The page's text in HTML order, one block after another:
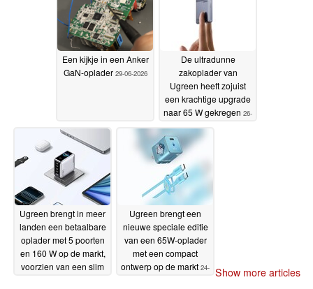
Een kijkje in een Anker
GaN-oplader 29-06-2026
De ultradunne
zakoplader van
Ugreen heeft zojuist
een krachtige upgrade
naar 65 W gekregen 26-
06-2026
Ugreen brengt in meer
landen een betaalbare
oplader met 5 poorten
en 160 W op de markt,
voorzien van een slim
Ugreen brengt een
nieuwe speciale editie
van een 65W-oplader
met een compact
ontwerp op de markt 24- Show more articles